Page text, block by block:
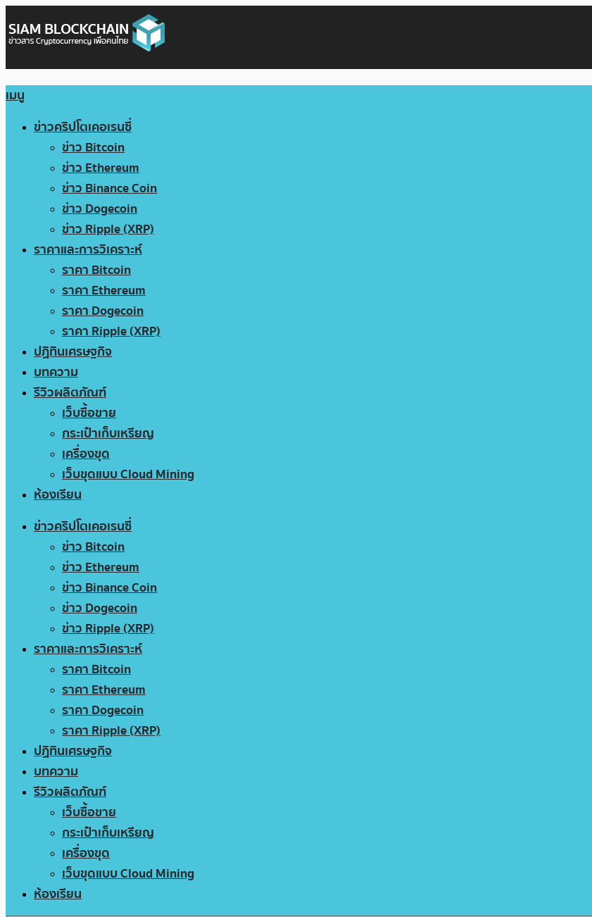
เมนู
ข่าวคริปโตเคอเรนซี่
ข่าว Bitcoin
ข่าว Ethereum
ข่าว Binance Coin
ข่าว Dogecoin
ข่าว Ripple (XRP)
ราคาและการวิเคราะห์
ราคา Bitcoin
ราคา Ethereum
ราคา Dogecoin
ราคา Ripple (XRP)
ปฏิทินเศรษฐกิจ
บทความ
รีวิวผลิตภัณฑ์
เว็บซื้อขาย
กระเป๋าเก็บเหรียญ
เครื่องขุด
เว็บขุดแบบ Cloud Mining
ห้องเรียน
ข่าวคริปโตเคอเรนซี่
ข่าว Bitcoin
ข่าว Ethereum
ข่าว Binance Coin
ข่าว Dogecoin
ข่าว Ripple (XRP)
ราคาและการวิเคราะห์
ราคา Bitcoin
ราคา Ethereum
ราคา Dogecoin
ราคา Ripple (XRP)
ปฏิทินเศรษฐกิจ
บทความ
รีวิวผลิตภัณฑ์
เว็บซื้อขาย
กระเป๋าเก็บเหรียญ
เครื่องขุด
เว็บขุดแบบ Cloud Mining
ห้องเรียน